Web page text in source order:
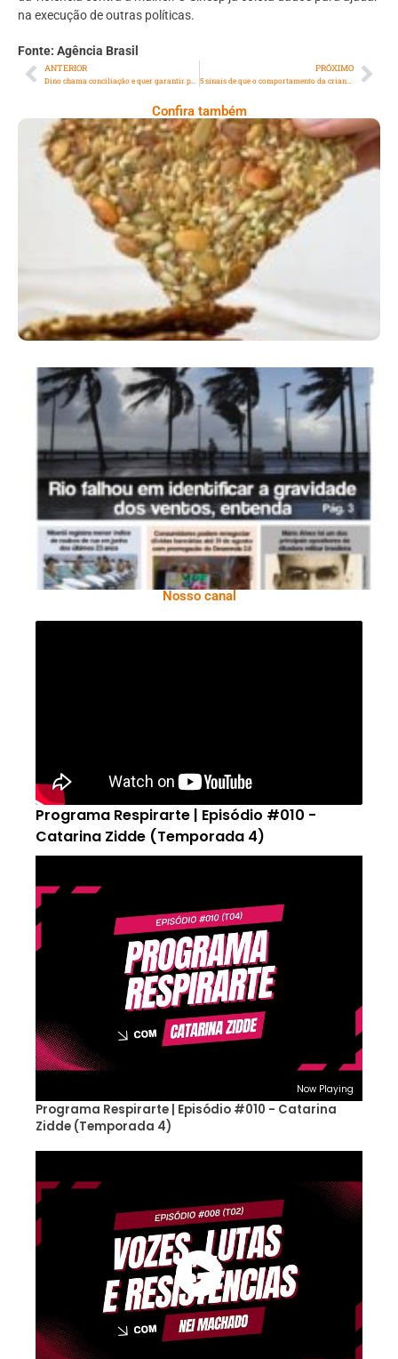
na execução de outras políticas.
Fonte: Agência Brasil
ANTERIOR
Dino chama conciliação e quer garantir proibição ao orçamento secreto
PRÓXIMO
5 sinais de que o comportamento da criança merece atenção
Confira também
Comer Bem: Cracker De Sementes
Ano X – Número 366 01 A 07 De Agosto De
2026
Nosso canal
Programa Respirarte | Episódio #010 -
Catarina Zidde (Temporada 4)
Now Playing
Programa Respirarte | Episódio #010 - Catarina
Zidde (Temporada 4)